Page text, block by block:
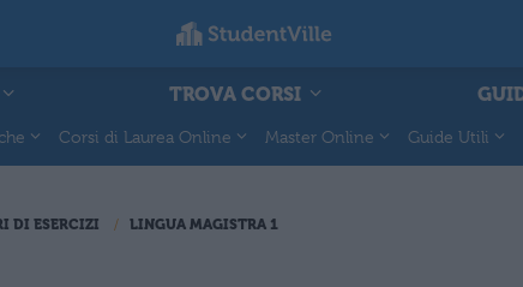
TROVA CORSI
Corsi di Laurea Online Master Online Guide Utili
DI ESERCIZI LINGUA MAGISTRA 1